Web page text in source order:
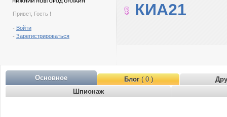
Привет, Гость !
- Войти
- Зарегистрироваться
КИА21
Основное Блог( 0 )
Шпионаж